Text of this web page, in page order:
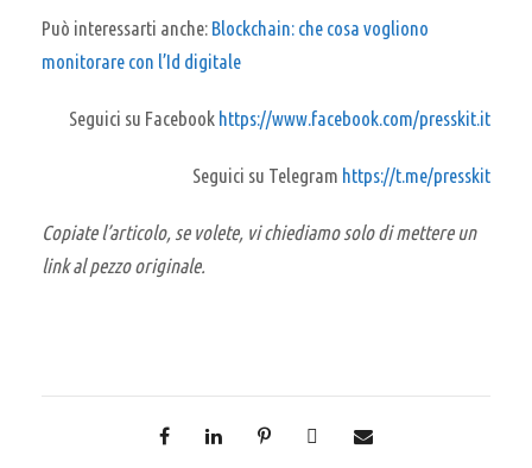
Può interessarti anche: Blockchain: che cosa vogliono
monitorare con l’Id digitale
Seguici su Facebook https://www.facebook.com/presskit.it
Seguici su Telegram https://t.me/presskit
Copiate l’articolo, se volete, vi chiediamo solo di mettere un
link al pezzo originale.